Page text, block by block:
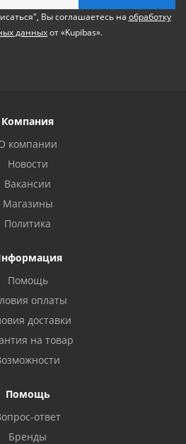
Вы соглашаетесь на обработку
данныхот «Kupibas».
Компания
компании
Новости
Вакансии
Магазины
Политика
Помощь
оплаты
доставки
на товар
Помощь
ответ
Бренды